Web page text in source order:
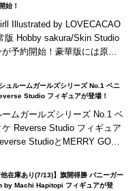
始！
Illustrated by LOVECACAO
版 Hobby sakura/Skin Studio
予約開始！豪華版には原画
ュルームガールズシリーズ No.1 ベニ
Studio フィギュアが登場！
ームガールズシリーズ No.1 ベ
ケ Reverse Studio フィギュア
StudioとMERRY GOO
他在庫あり(7/13)】旗開得勝 バニーガー
by Machi Hapitopi フィギュアが登